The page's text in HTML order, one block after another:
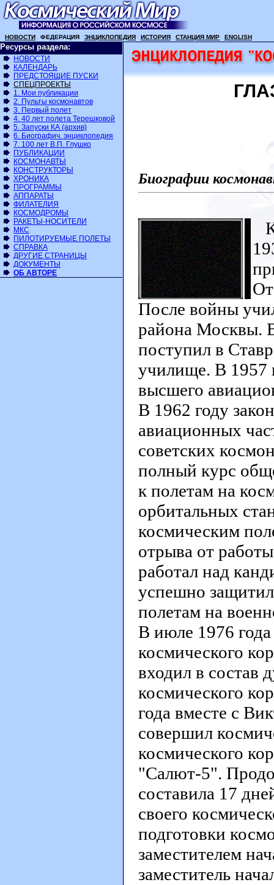
НОВОСТИ ФЕДЕРАЦИЯ ЭНЦИКЛОПЕДИЯ ИСТОРИЯ СТАНЦИЯ МИР ENGLISH
Ресурсы раздела:
НОВОСТИ
КАЛЕНДАРЬ
ПРЕДСТОЯЩИЕ ПУСКИ
СПЕЦПРОЕКТЫ
1. Мои публикации
2. Пульты космонавтов
3. Первый полет
4. 40 лет полета Терешковой
5. Запуски КА (архив)
6. Биографич. энциклопедия
7. 100 лет В.П. Глушко
ПУБЛИКАЦИИ
КОСМОНАВТЫ
КОНСТРУКТОРЫ
ХРОНИКА
ПРОГРАММЫ
АППАРАТЫ
ФИЛАТЕЛИЯ
КОСМОДРОМЫ
РАКЕТЫ-НОСИТЕЛИ
МКС
ПИЛОТИРУЕМЫЕ ПОЛЕТЫ
СПРАВКА
ДРУГИЕ СТРАНИЦЫ
ДОКУМЕНТЫ
ОБ АВТОРЕ
Биографии
После войны
района Москвы.
поступил в
училище. В 1957
высшего
В 1962 году
авиационных
советских
полный курс
к полетам на
орбитальных
космическим
отрыва от
работал над
успешно
полетам на
В июле 1976
космического
входил в состав
космического
года вместе с
совершил
космического
"Салют-5".
составила 17
своего
подготовки
заместителем
заместитель